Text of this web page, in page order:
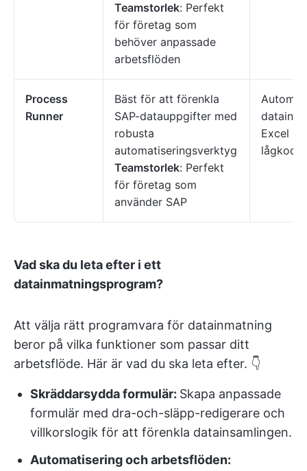
Teamstorlek: Perfekt
för företag som
behöver anpassade
arbetsflöden
Process
Runner
Bäst för att förenkla
SAP-datauppgifter med
robusta
automatiseringsverktyg
Teamstorlek: Perfekt
för företag som
använder SAP
Excel
Vad ska du leta efter i ett
datainmatningsprogram?
Att välja rätt programvara för datainmatning
beror på vilka funktioner som passar ditt
arbetsflöde. Här är vad du ska leta efter. 👇
Skräddarsydda formulär: Skapa anpassade
formulär med dra-och-släpp-redigerare och
villkorslogik för att förenkla datainsamlingen.
Automatisering och arbetsflöden: